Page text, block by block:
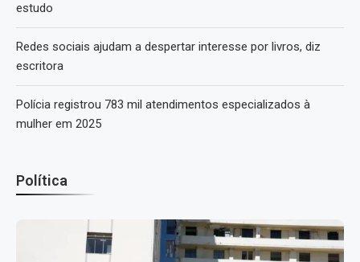
estudo
Redes sociais ajudam a despertar interesse por livros, diz
escritora
Polícia registrou 783 mil atendimentos especializados à
mulher em 2025
Política